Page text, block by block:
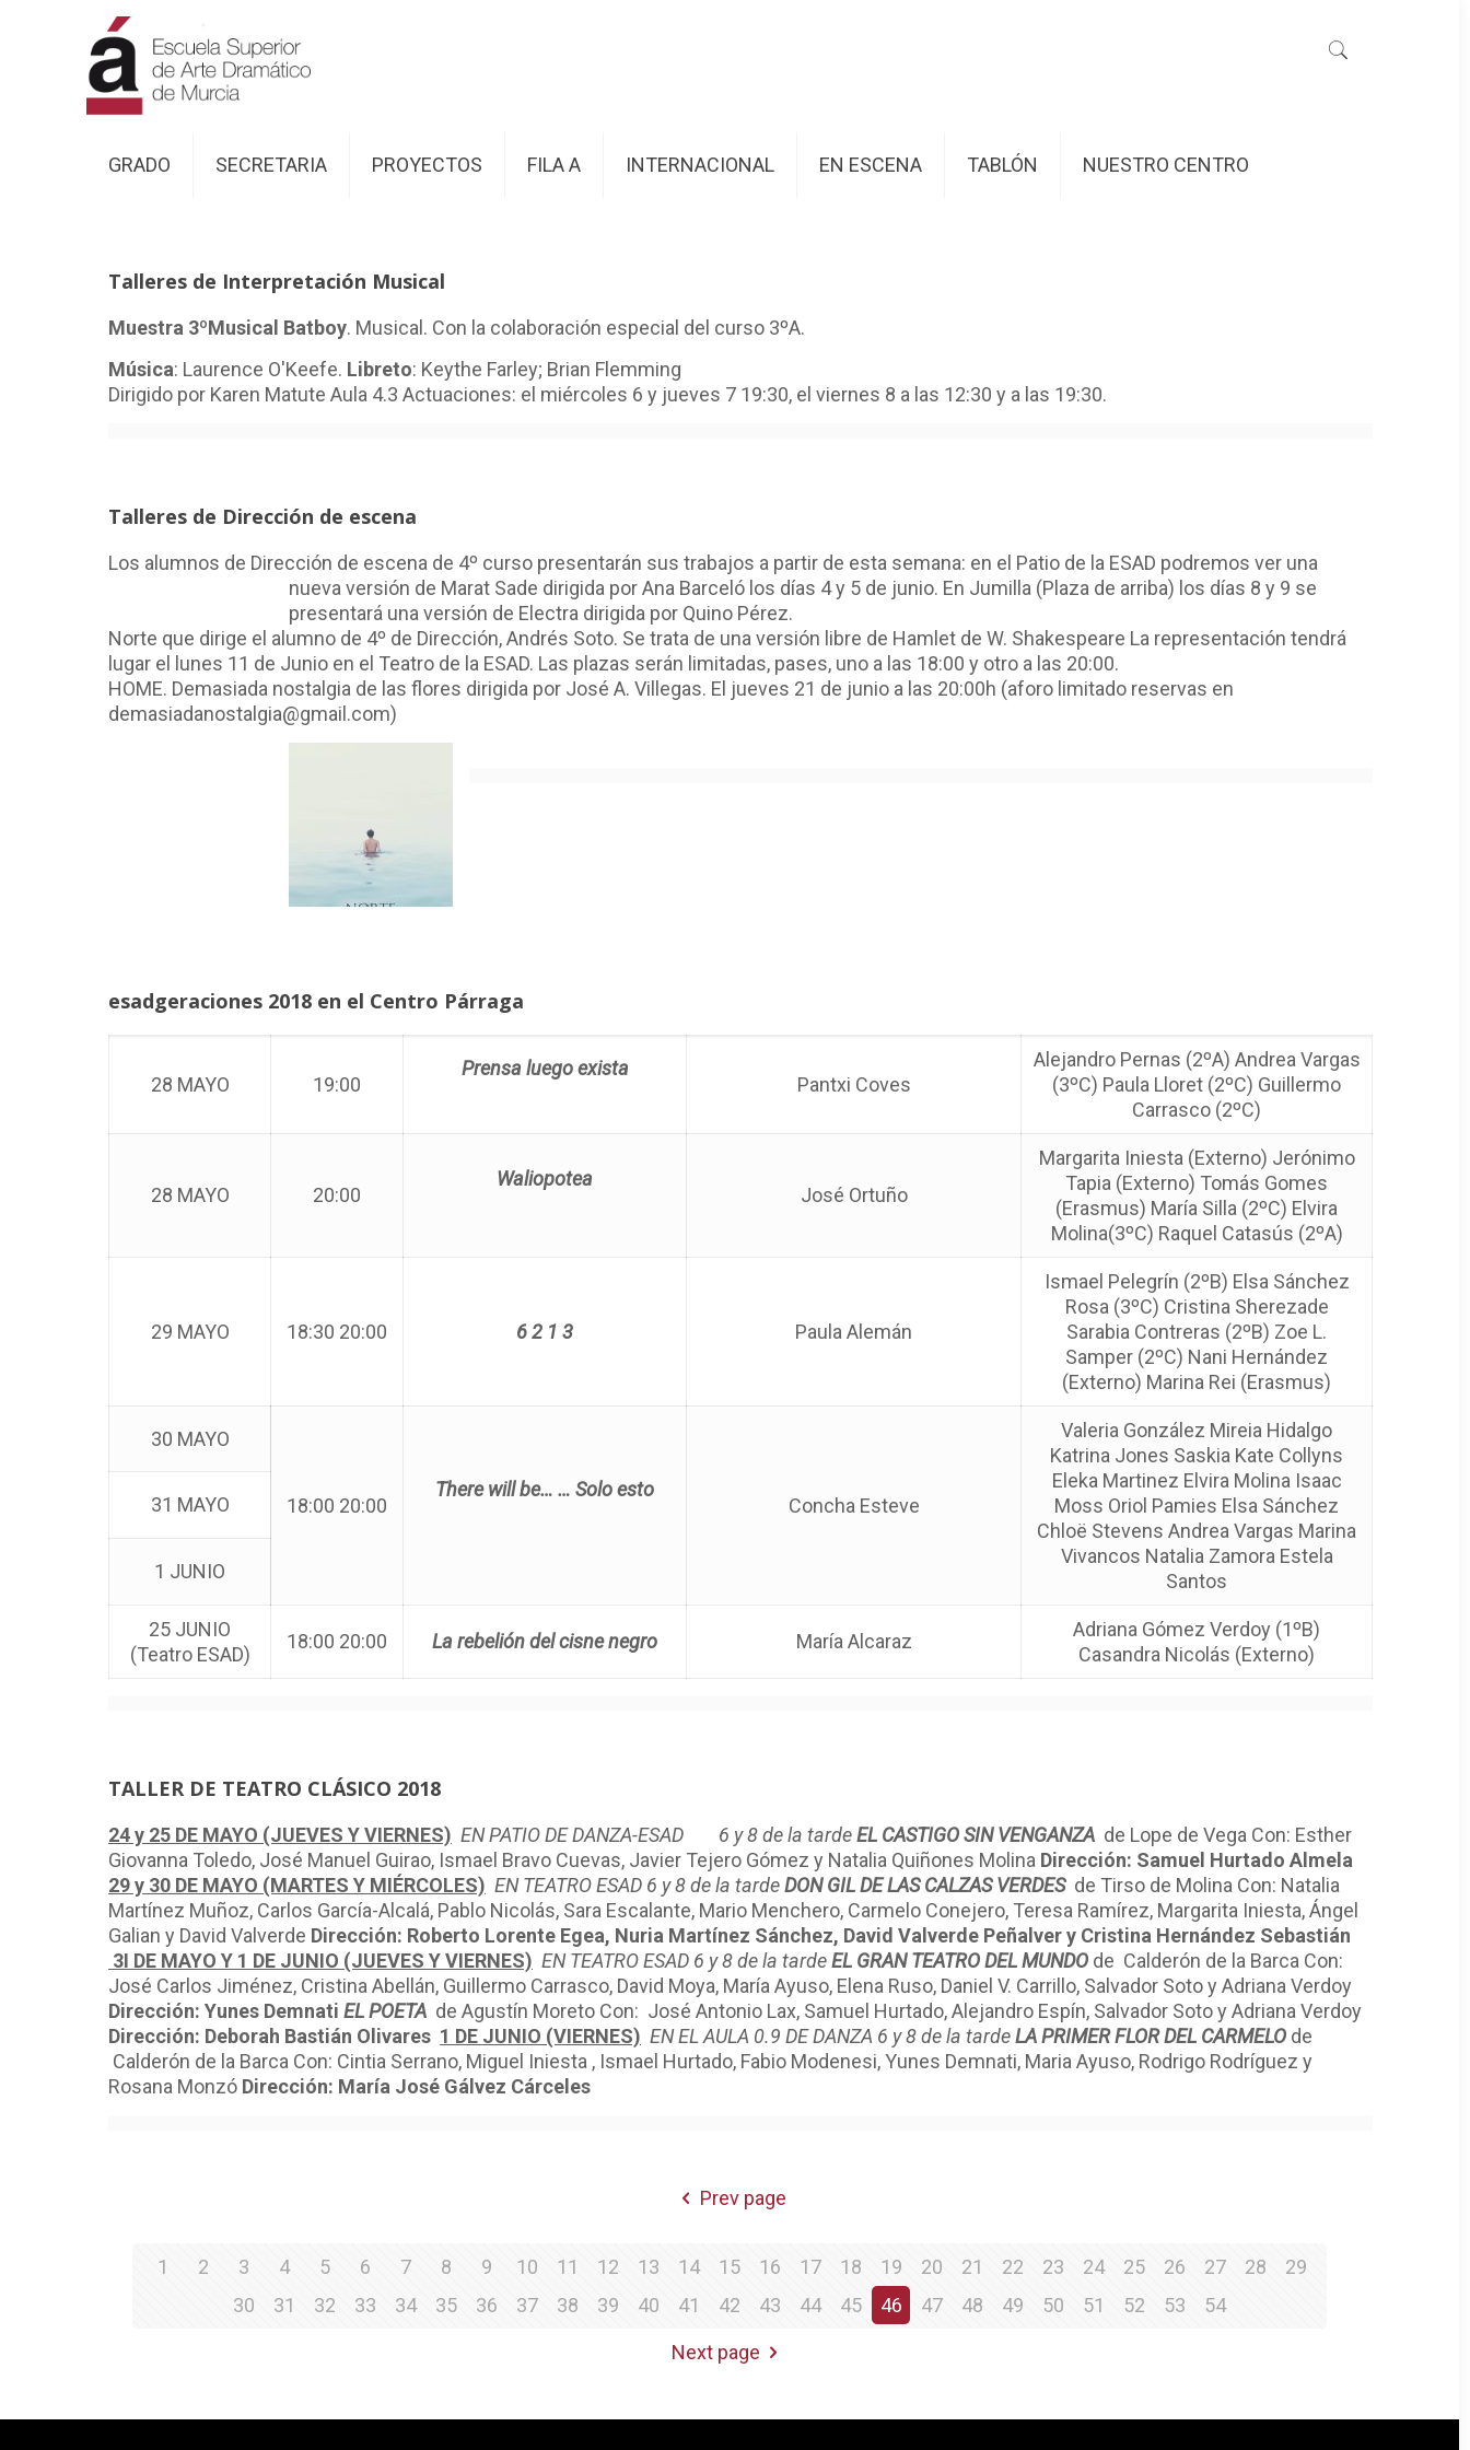
GRADO SECRETARIA PROYECTOS FILA A INTERNACIONAL EN ESCENA TABLÓN NUESTRO CENTRO
Talleres de Interpretación Musical
Muestra 3ºMusical Batboy. Musical. Con la colaboración especial del curso 3ºA.
Música‎: ‎Laurence O'Keefe. Libreto‎: ‎Keythe Farley‎; ‎Brian Flemming
Dirigido por Karen Matute Aula 4.3 Actuaciones: el miércoles 6 y jueves 7 19:30, el viernes 8 a las 12:30 y a las 19:30.
Talleres de Dirección de escena
Los alumnos de Dirección de escena de 4º curso presentarán sus trabajos a partir de esta semana: en el Patio de la ESAD podremos ver una
nueva versión de Marat Sade dirigida por Ana Barceló los días 4 y 5 de junio. En Jumilla (Plaza de arriba) los días 8 y 9 se
presentará una versión de Electra dirigida por Quino Pérez.
Norte que dirige el alumno de 4º de Dirección, Andrés Soto. Se trata de una versión libre de Hamlet de W. Shakespeare La representación tendrá
lugar el lunes 11 de Junio en el Teatro de la ESAD. Las plazas serán limitadas, pases, uno a las 18:00 y otro a las 20:00.
HOME. Demasiada nostalgia de las flores dirigida por José A. Villegas. El jueves 21 de junio a las 20:00h (aforo limitado reservas en
demasiadanostalgia@gmail.com)
esadgeraciones 2018 en el Centro Párraga
28 MAYO 19:00
Prensa luego exista
Pantxi Coves
Alejandro Pernas (2ºA) Andrea Vargas
(3ºC) Paula Lloret (2ºC) Guillermo
Carrasco (2ºC)
28 MAYO 20:00
Waliopotea
José Ortuño
Margarita Iniesta (Externo) Jerónimo
Tapia (Externo) Tomás Gomes
(Erasmus) María Silla (2ºC) Elvira
Molina(3ºC) Raquel Catasús (2ºA)
29 MAYO 18:30 20:00 6 2 1 3 Paula Alemán
Ismael Pelegrín (2ºB) Elsa Sánchez
Rosa (3ºC) Cristina Sherezade
Sarabia Contreras (2ºB) Zoe L.
Samper (2ºC) Nani Hernández
(Externo) Marina Rei (Erasmus)
30 MAYO
18:00 20:00
There will be… … Solo esto
Concha Esteve
Valeria González Mireia Hidalgo
Katrina Jones Saskia Kate Collyns
Eleka Martinez Elvira Molina Isaac
Moss Oriol Pamies Elsa Sánchez
Chloë Stevens Andrea Vargas Marina
Vivancos Natalia Zamora Estela
Santos
31 MAYO
1 JUNIO
25 JUNIO
(Teatro ESAD)
18:00 20:00 La rebelión del cisne negro María Alcaraz
Adriana Gómez Verdoy (1ºB)
Casandra Nicolás (Externo)
TALLER DE TEATRO CLÁSICO 2018
24 y 25 DE MAYO (JUEVES Y VIERNES) EN PATIO DE DANZA-ESAD 6 y 8 de la tardeEL CASTIGO SIN VENGANZA de Lope de Vega Con: Esther
Giovanna Toledo, José Manuel Guirao, Ismael Bravo Cuevas, Javier Tejero Gómez y Natalia Quiñones Molina Dirección: Samuel Hurtado Almela
29 y 30 DE MAYO (MARTES Y MIÉRCOLES) EN TEATRO ESAD 6 y 8 de la tardeDON GIL DE LAS CALZAS VERDESde Tirso de Molina Con: Natalia
Martínez Muñoz, Carlos García-Alcalá, Pablo Nicolás, Sara Escalante, Mario Menchero, Carmelo Conejero, Teresa Ramírez, Margarita Iniesta, Ángel
Galian y David Valverde Dirección: Roberto Lorente Egea, Nuria Martínez Sánchez, David Valverde Peñalver y Cristina Hernández Sebastián
3I DE MAYO Y 1 DE JUNIO (JUEVES Y VIERNES) EN TEATRO ESAD 6 y 8 de la tardeEL GRAN TEATRO DEL MUNDO de Calderón de la Barca Con:
José Carlos Jiménez, Cristina Abellán, Guillermo Carrasco, David Moya, María Ayuso, Elena Ruso, Daniel V. Carrillo, Salvador Soto y Adriana Verdoy
Dirección: Yunes Demnati EL POETA de Agustín Moreto Con: José Antonio Lax, Samuel Hurtado, Alejandro Espín, Salvador Soto y Adriana Verdoy
Dirección: Deborah Bastián Olivares 1 DE JUNIO (VIERNES) EN EL AULA 0.9 DE DANZA 6 y 8 de la tardeLA PRIMER FLOR DEL CARMELO de
Calderón de la Barca Con: Cintia Serrano, Miguel Iniesta , Ismael Hurtado, Fabio Modenesi, Yunes Demnati, Maria Ayuso, Rodrigo Rodríguez y
Rosana Monzó Dirección: María José Gálvez Cárceles
Prev page
1 2 3 4 5 6 7 8 9 10 11 12 13 14 15 16 17 18 19 20 21 22 23 24 25 26 27 28
29
30
31 32 33 34 35 36 37 38 39 40 41 42 43 44 45 46 47 48 49 50 51 52 53 54
Next page